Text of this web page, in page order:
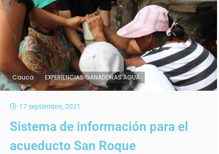
Cauca EXPERIENCIAS GANADORAS AGUA
17 septiembre, 2021
Sistema de información para el
acueducto San Roque